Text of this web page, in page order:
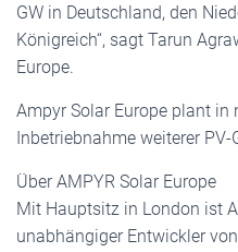
GW in Deutschland, den
Königreich“, sagt Tarun
Europe.
Ampyr Solar Europe plant in
Inbetriebnahme weiterer
Über AMPYR Solar Europe
Mit Hauptsitz in London ist
unabhängiger Entwickler